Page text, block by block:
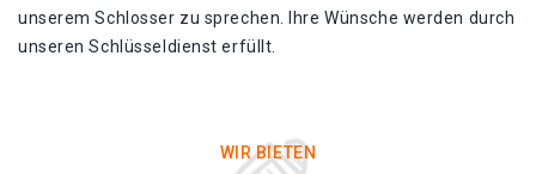
unserem Schlosser zu sprechen. Ihre Wünsche werden durch
unseren Schlüsseldienst erfüllt.
WIR BIETEN